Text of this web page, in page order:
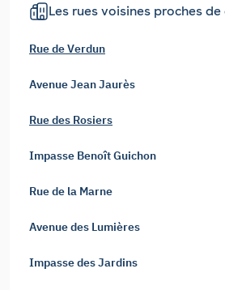
Les rues voisines proches
Rue de Verdun
Avenue Jean Jaurès
Rue des Rosiers
Impasse Benoît Guichon
Rue de la Marne
Avenue des Lumières
Impasse des Jardins